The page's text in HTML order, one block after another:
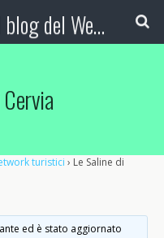
Booking Blog™ - Il blog del Web Marketing Turistico
turistici › Le Saline di
ed è stato aggiornato